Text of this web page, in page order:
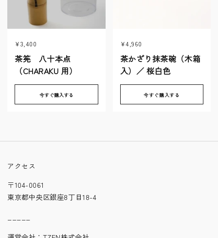
¥3,400
茶筅 八十本点
（CHARAKU 用）
今すぐ購入する
¥4,960
茶かざり抹茶碗（木箱
入）／ 桜白色
今すぐ購入する
アクセス
〒104-0061
東京都中央区銀座8丁目18-4